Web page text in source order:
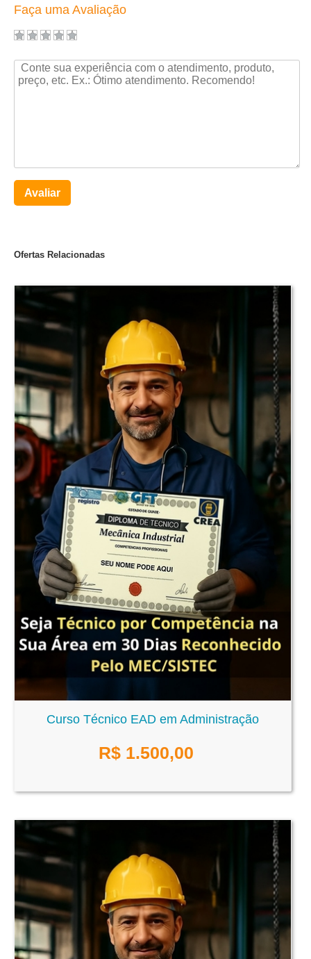
Faça uma Avaliação
Avaliar
Ofertas Relacionadas
Curso Técnico EAD em Administração
R$ 1.500,00